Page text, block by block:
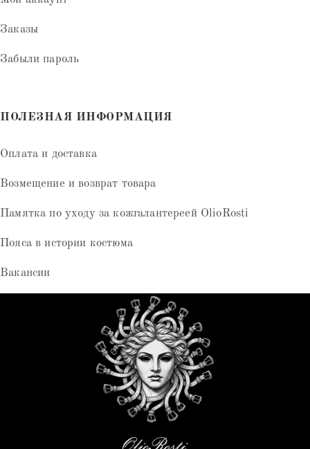
Заказы
Забыли пароль
ПОЛЕЗНАЯ ИНФОРМАЦИЯ
Оплата и доставка
Возмещение и возврат товара
Памятка по уходу за кожгалантереей OlioRosti
Пояса в истории костюма
Вакансии